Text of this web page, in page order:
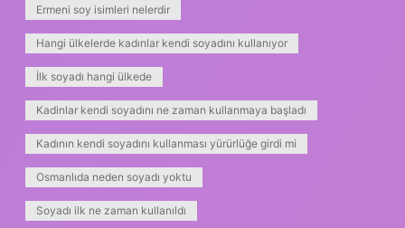
Ermeni soy isimleri nelerdir
Hangi ülkelerde kadınlar kendi soyadını kullanıyor
İlk soyadı hangi ülkede
Kadinlar kendi soyadını ne zaman kullanmaya başladı
Kadının kendi soyadını kullanması yürürlüğe girdi mi
Osmanlıda neden soyadı yoktu
Soyadı ilk ne zaman kullanıldı